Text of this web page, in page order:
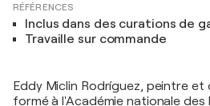
RÉFÉRENCES
Inclus dans des curations de
Travaille sur commande
Eddy Miclin Rodríguez, peintre et
formé à l'Académie nationale des